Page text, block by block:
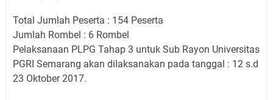
Total Jumlah Peserta : 154 Peserta
Jumlah Rombel : 6 Rombel
Pelaksanaan PLPG Tahap 3 untuk Sub Rayon Universitas
PGRI Semarang akan dilaksanakan pada tanggal : 12 s.d
23 Oktober 2017.